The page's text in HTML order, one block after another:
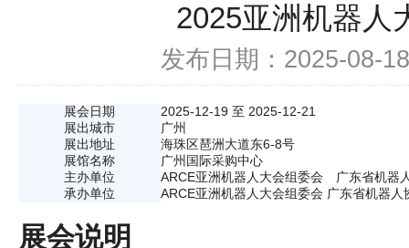
2025亚洲机器人
发布日期：2025-08-
展会日期
2025-12-19 至 2025-12-21
展出城市
广州
展出地址
海珠区琶洲大道东6-8号
展馆名称
广州国际采购中心
主办单位
ARCE亚洲机器人大会组委会 广东省机器
承办单位
ARCE亚洲机器人大会组委会 广东省机器人
展会说明